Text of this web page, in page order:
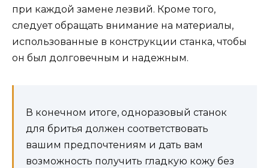
при каждой замене лезвий. Кроме того,
следует обращать внимание на материалы,
использованные в конструкции станка, чтобы
он был долговечным и надежным.
В конечном итоге, одноразовый станок
для бритья должен соответствовать
вашим предпочтениям и дать вам
возможность получить гладкую кожу без